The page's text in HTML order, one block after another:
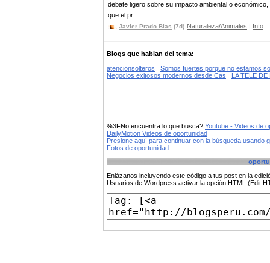
debate ligero sobre su impacto ambiental o económico,
que el pr...
Javier Prado Blas (7d) Naturaleza/Animales | Info
Blogs que hablan del tema:
atencionsolteros
Somos fuertes porque no estamos
Negocios exitosos modernos desde Cas
LA TELE
%3FNo encuentra lo que busca? Youtube - Videos de
DailyMotion Videos de oportunidad
Presione aquí para continuar con la búsqueda usando
Fotos de oportunidad
Enlázanos incluyendo este código a tus post en la
Usuarios de Wordpress activar la opción HTML (Edit